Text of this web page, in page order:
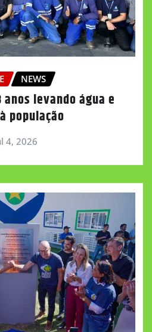
NEWS
levando água e
população
4, 2026